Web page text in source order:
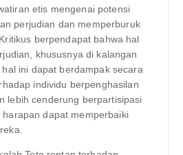
etis mengenai potensi
perjudian dan memperburuk
berpendapat bahwa hal
khususnya di kalangan
ini dapat berdampak secara
individu berpenghasilan
lebih cenderung berpartisipasi
dapat memperbaiki